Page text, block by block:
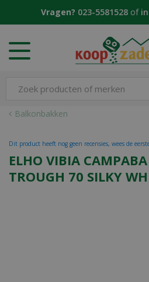
Balkonbakken
Vragen? 023-5581528 of
ELHO VIBIA CAMPABA
TROUGH 70 SILKY
Dit product heeft nog geen recensies, wees de